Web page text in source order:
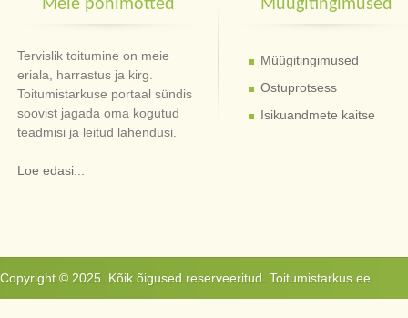
Meie põhimõtted
Tervislik toitumine on meie
eriala, harrastus ja kirg.
Toitumistarkuse portaal sündis
soovist jagada oma kogutud
teadmisi ja leitud lahendusi.
Loe edasi...
Müügitingimused
Müügitingimused
Ostuprotsess
Isikuandmete kaitse
Copyright © 2025. Kõik õigused reserveeritud. Toitumistarkus.ee